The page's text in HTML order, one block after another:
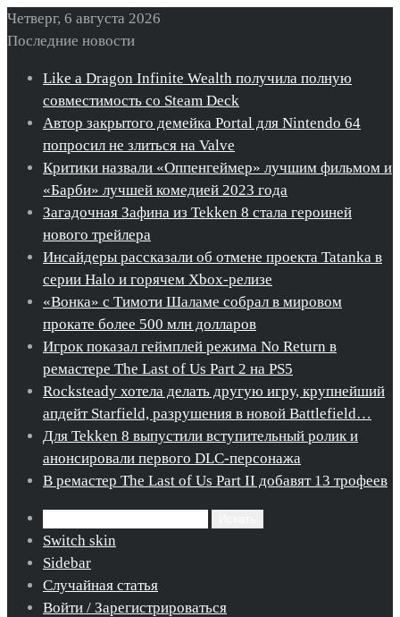
Четверг, 6 августа 2026
Последние новости
Like a Dragon Infinite Wealth получила полную
совместимость со Steam Deck
Автор закрытого демейка Portal для Nintendo 64
попросил не злиться на Valve
Критики назвали «Оппенгеймер» лучшим фильмом и
«Барби» лучшей комедией 2023 года
Загадочная Зафина из Tekken 8 стала героиней
нового трейлера
Инсайдеры рассказали об отмене проекта Tatanka в
серии Halo и горячем Xbox-релизе
«Вонка» с Тимоти Шаламе собрал в мировом
прокате более 500 млн долларов
Игрок показал геймплей режима No Return в
ремастере The Last of Us Part 2 на PS5
Rocksteady хотела делать другую игру, крупнейший
апдейт Starfield, разрушения в новой Battlefield…
Для Tekken 8 выпустили вступительный ролик и
анонсировали первого DLC-персонажа
В ремастер The Last of Us Part II добавят 13 трофеев
Switch skin
Sidebar
Случайная статья
Войти / Зарегистрироваться